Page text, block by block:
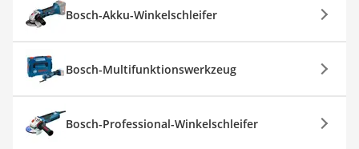
Bosch-Akku-Winkelschleifer
Bosch-Multifunktionswerkzeug
Bosch-Professional-Winkelschleifer